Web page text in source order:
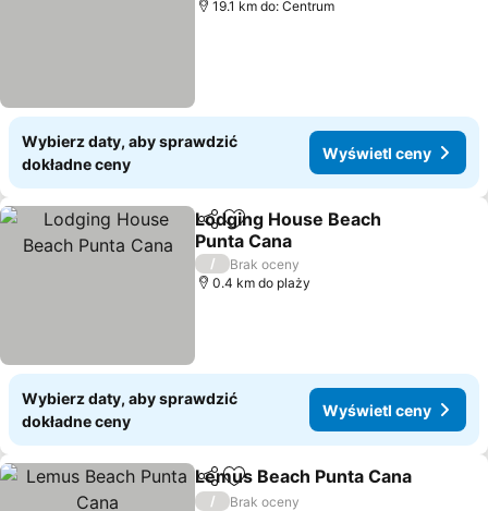
19.1 km do: Centrum
Wybierz daty, aby sprawdzić
dokładne ceny
Wyświetl ceny
UdostępnijDodaj do ulubionych
Lodging House Beach
Punta Cana
/
Brak oceny
0.4 km do plaży
Wybierz daty, aby sprawdzić
dokładne ceny
Wyświetl ceny
Udostępnij
Dodaj do ulubionych
Lemus Beach Punta Cana
/
Brak oceny